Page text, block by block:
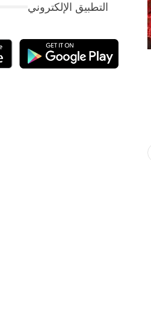
التطبيق الإلكتروني